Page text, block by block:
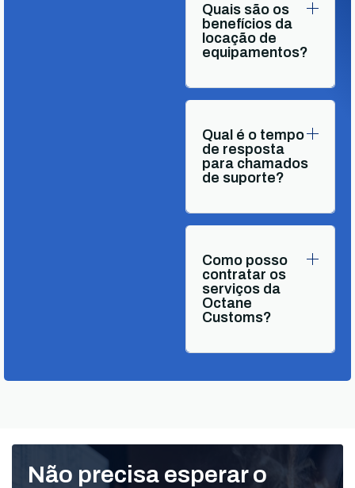
Quais são os
benefícios da
locação de
equipamentos?
Qual é o tempo
de resposta
para chamados
de suporte?
Como posso
contratar os
serviços da
Octane
Customs?
Não precisa esperar o